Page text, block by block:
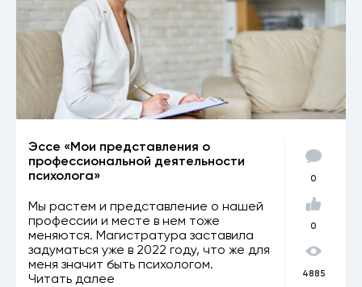
Эссе «Мои представления о
профессиональной деятельности
психолога»
Мы растем и представление о нашей
профессии и месте в нем тоже
меняются. Магистратура заставила
задуматься уже в 2022 году, что же для
меня значит быть психологом.
Читать далее
0
0
4885